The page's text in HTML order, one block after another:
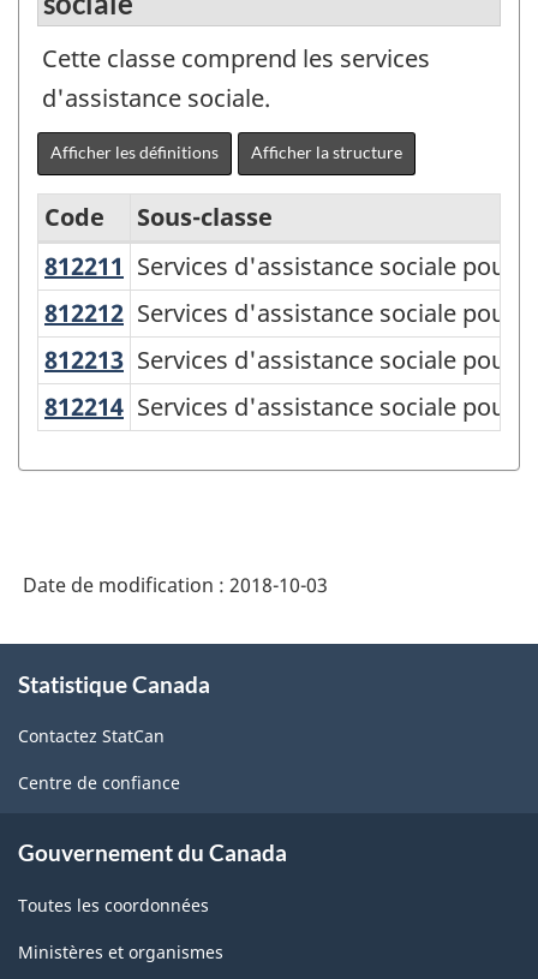
Cette classe comprend les services
d'assistance sociale.
Afficher les définitions Afficher la structure
Système
de
classification
des
produits
de
Nord
Canada
version
1.0
Structure
de
la
Code
Sous-classe
812211 Services d'assistance sociale
Services d'assistance sociale pour
812212 Services d'assistance sociale
Services d'assistance sociale pour
812213 Services d'assistance sociale
Services d'assistance sociale pour
812214 Services d'assistance sociale
Services d'assistance sociale pour
Date de modification : 2018-10-03
propos
ce
site
Statistique Canada
Contactez StatCan
Centre de confiance
Gouvernement du Canada
Toutes les coordonnées
Ministères et organismes